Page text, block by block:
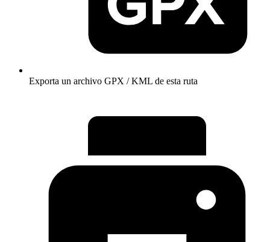
Exporta un archivo GPX / KML de esta ruta